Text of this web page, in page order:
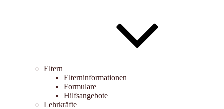
Eltern
Elterninformationen
Formulare
Hilfsangebote
Lehrkräfte